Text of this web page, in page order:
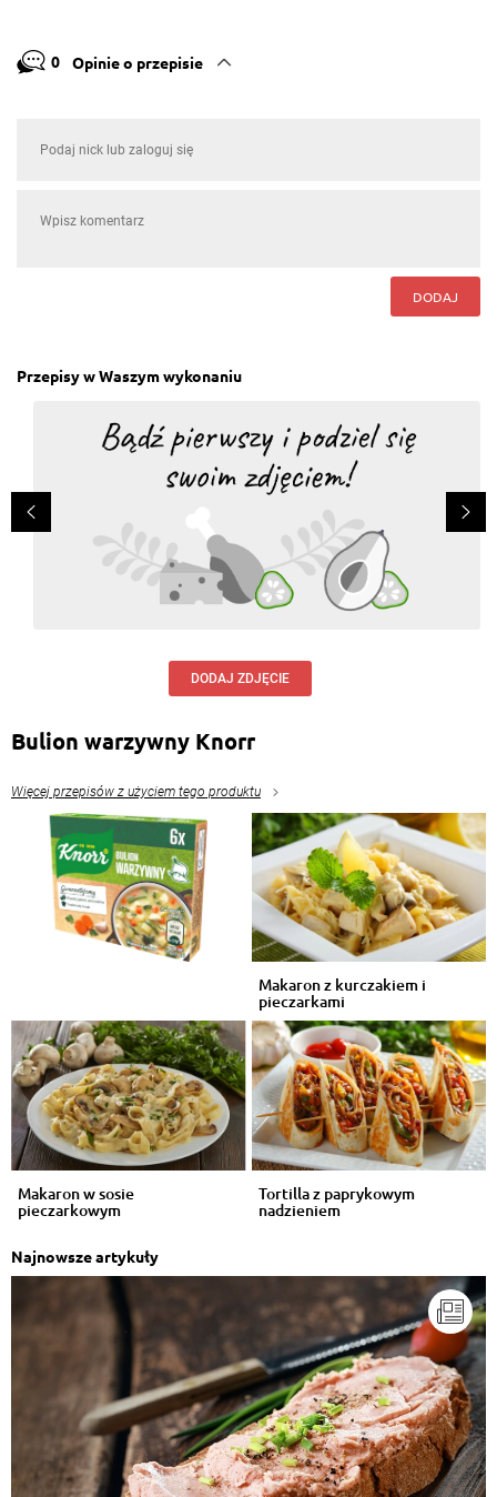
0 Opinie o przepisie
DODAJ
Przepisy w Waszym wykonaniu
DODAJ ZDJĘCIE
Bulion warzywny Knorr
Więcej przepisów z użyciem tego produktu
Makaron z kurczakiem i
pieczarkami
Makaron w sosie
pieczarkowym
Tortilla z paprykowym
nadzieniem
Najnowsze artykuły